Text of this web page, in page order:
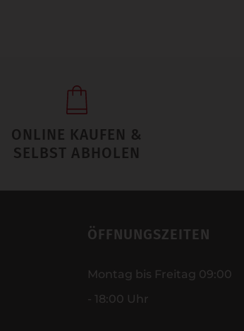
ONLINE KAUFEN &
SELBST ABHOLEN
ÖFFNUNGSZEITEN
Montag bis Freitag 09:00
- 18:00 Uhr